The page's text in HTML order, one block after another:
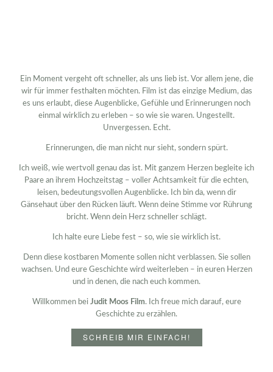
Ein Moment vergeht oft schneller, als uns lieb ist. Vor allem jene, die
wir für immer festhalten möchten. Film ist das einzige Medium, das
es uns erlaubt, diese Augenblicke, Gefühle und Erinnerungen noch
einmal wirklich zu erleben – so wie sie waren. Ungestellt.
Unvergessen. Echt.
Erinnerungen, die man nicht nur sieht, sondern spürt.
Ich weiß, wie wertvoll genau das ist. Mit ganzem Herzen begleite ich
Paare an ihrem Hochzeitstag – voller Achtsamkeit für die echten,
leisen, bedeutungsvollen Augenblicke. Ich bin da, wenn dir
Gänsehaut über den Rücken läuft. Wenn deine Stimme vor Rührung
bricht. Wenn dein Herz schneller schlägt.
Ich halte eure Liebe fest – so, wie sie wirklich ist.
Denn diese kostbaren Momente sollen nicht verblassen. Sie sollen
wachsen. Und eure Geschichte wird weiterleben – in euren Herzen
und in denen, die nach euch kommen.
Willkommen bei Judit Moos Film. Ich freue mich darauf, eure
Geschichte zu erzählen.
SCHREIB MIR EINFACH!